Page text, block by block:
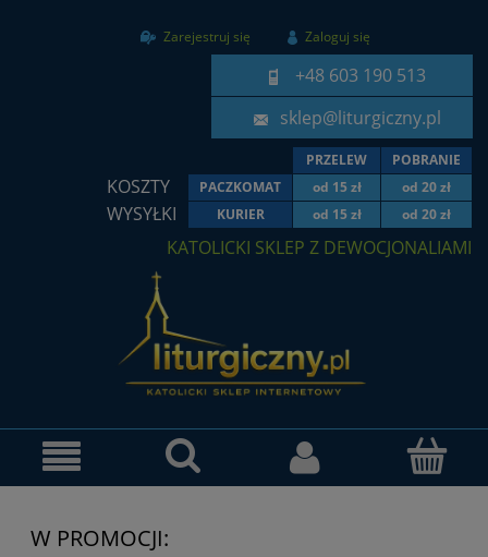
Zarejestruj się Zaloguj się
+48 603 190 513
sklep@liturgiczny.pl
PRZELEW POBRANIE
KOSZTY PACZKOMAT od 15 zł od 20 zł
WYSYŁKI KURIER od 15 zł od 20 zł
KATOLICKI SKLEP Z DEWOCJONALIAMI
W PROMOCJI: